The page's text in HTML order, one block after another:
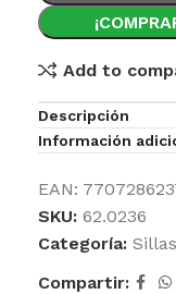
Add to
Descripción
Información
EAN:
SKU: 62.0236
Categoría: Sillas
Compartir: